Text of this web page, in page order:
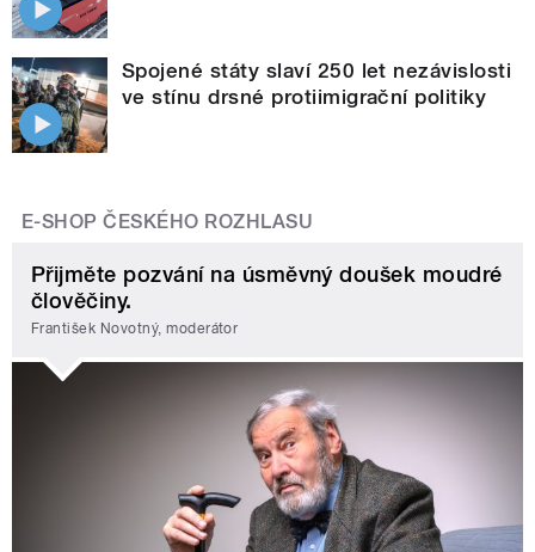
Spojené státy slaví 250 let nezávislosti
ve stínu drsné protiimigrační politiky
E-SHOP ČESKÉHO ROZHLASU
Přijměte pozvání na úsměvný doušek moudré
člověčiny.
František Novotný, moderátor